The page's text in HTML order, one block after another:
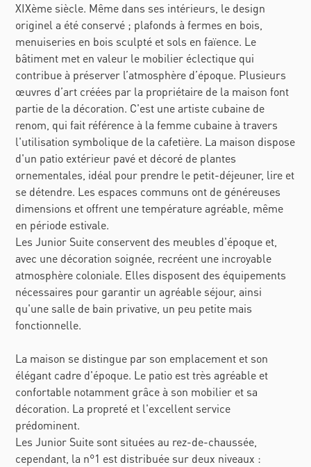
XIXème siècle. Même dans ses intérieurs, le design
originel a été conservé ; plafonds à fermes en bois,
menuiseries en bois sculpté et sols en faïence. Le
bâtiment met en valeur le mobilier éclectique qui
contribue à préserver l’atmosphère d’époque. Plusieurs
œuvres d’art créées par la propriétaire de la maison font
partie de la décoration. C'est une artiste cubaine de
renom, qui fait référence à la femme cubaine à travers
l'utilisation symbolique de la cafetière. La maison dispose
d'un patio extérieur pavé et décoré de plantes
ornementales, idéal pour prendre le petit-déjeuner, lire et
se détendre. Les espaces communs ont de généreuses
dimensions et offrent une température agréable, même
en période estivale.
Les Junior Suite conservent des meubles d'époque et,
avec une décoration soignée, recréent une incroyable
atmosphère coloniale. Elles disposent des équipements
nécessaires pour garantir un agréable séjour, ainsi
qu'une salle de bain privative, un peu petite mais
fonctionnelle.
La maison se distingue par son emplacement et son
élégant cadre d'époque. Le patio est très agréable et
confortable notamment grâce à son mobilier et sa
décoration. La propreté et l'excellent service
prédominent.
Les Junior Suite sont situées au rez-de-chaussée,
cependant, la n°1 est distribuée sur deux niveaux :